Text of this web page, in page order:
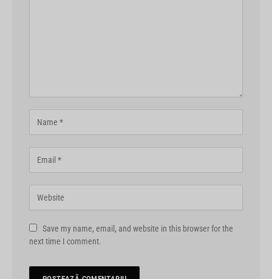
Save my name, email, and website in this browser for the
next time I comment.